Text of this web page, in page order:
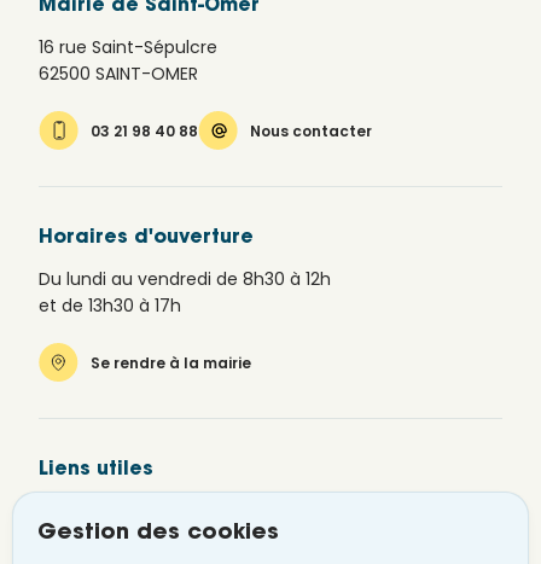
Mairie de Saint-Omer
16 rue Saint-Sépulcre
62500 SAINT-OMER
03 21 98 40 88 Nous contacter
Horaires d'ouverture
Du lundi au vendredi de 8h30 à 12h
et de 13h30 à 17h
Se rendre à la mairie
Liens utiles
Gestion des cookies